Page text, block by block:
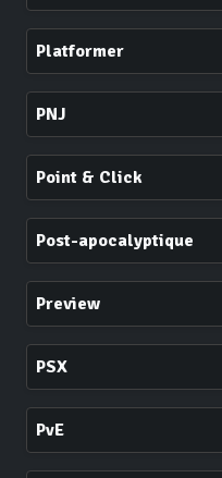
Platformer
PNJ
Point & Click
Post-apocalyptique
Preview
PSX
PvE